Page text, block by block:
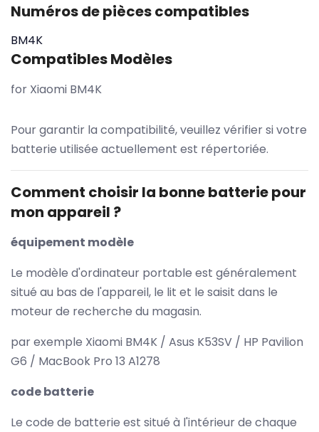
Numéros de pièces compatibles
BM4K
Compatibles Modèles
for Xiaomi BM4K
Pour garantir la compatibilité, veuillez vérifier si votre
batterie utilisée actuellement est répertoriée.
Comment choisir la bonne batterie pour
mon appareil ?
équipement modèle
Le modèle d'ordinateur portable est généralement
situé au bas de l'appareil, le lit et le saisit dans le
moteur de recherche du magasin.
par exemple Xiaomi BM4K / Asus K53SV / HP Pavilion
G6 / MacBook Pro 13 A1278
code batterie
Le code de batterie est situé à l'intérieur de chaque